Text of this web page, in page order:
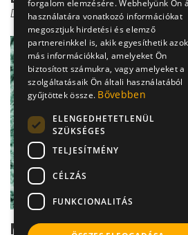
Dr. Török Alexander
Mumpsz: akár
forgalom elemzésére. Webhelyünk Ön
használatára vonatkozó információkat
megosztjuk hirdetési és elemző
partnereinkkel is, akik egyesíthetik
más információkkal, amelyeket Ön
biztosított számukra, vagy amelyeket a
szolgáltatásaik Ön általi használatából
gyűjtöttek össze. Bővebben
ELENGEDHETETLENÜL
SZÜKSÉGES
TELJESÍTMÉNY
CÉLZÁS
FUNKCIONALITÁS